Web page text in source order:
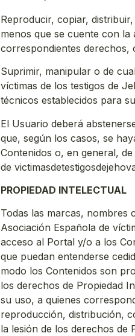
Reproducir, copiar,
menos que se cuente con
correspondientes derechos,
Suprimir, manipular o de
víctimas de los testigos de
técnicos establecidos para
El Usuario deberá
que, según los casos, se
Contenidos o, en general,
de
PROPIEDAD INTELECTUAL
Todas las marcas, nombres
Asociación Española de
acceso al Portal y/o a los
que puedan entenderse
modo los Contenidos son
los derechos de Propiedad
su uso, a quienes
reproducción, distribución,
la lesión de los derechos de